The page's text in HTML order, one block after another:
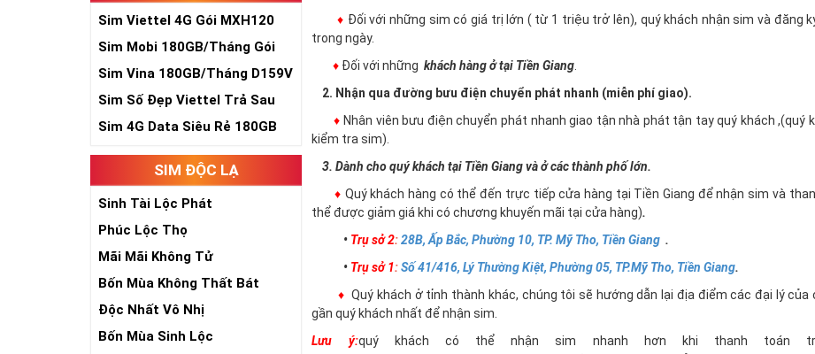
Sim Viettel 4G Gói MXH120
Siêu Rẻ
Sim Mobi 180GB/Tháng Gói
TK159
Sim Vina 180GB/Tháng D159V
Sim Số Đẹp Viettel Trả Sau
Sim 4G Data Siêu Rẻ 180GB
SIM ĐỘC LẠ
Sinh Tài Lộc Phát
Phúc Lộc Thọ
Mãi Mãi Không Tử
Bốn Mùa Không Thất Bát
Độc Nhất Vô Nhị
Bốn Mùa Sinh Lộc
♦ Đối với những sim có giá trị lớn ( từ 1 triệu trở lên), quý khách nhận sim và đăng
trong ngày.
♦ Đối với nhữngkhách hàng ở tại Tiền Giang
2. Nhận qua đường bưu điện chuyển phát nhanh (miễn phí giao).
♦ Nhân viên bưu điện chuyển phát nhanh giao tận nhà phát tận tay quý khách ,(quý
kiểm tra sim).
3. Dành cho quý khách tại Tiền Giang và ở các thành phố lớn.
♦ Quý khách hàng có thể đến trực tiếp cửa hàng tại Tiền Giang để nhận sim và
thể được giảm giá khi có chương khuyến mãi tại cửa hàng).
• Trụ sở 2: 28B, Ấp Bắc, Phường 10, TP. Mỹ Tho, Tiền Giang .
• Trụ sở 1: Số 41/416, Lý Thường Kiệt, Phường 05, TP.Mỹ Tho, Tiền Giang.
♦ Quý khách ở tỉnh thành khác, chúng tôi sẽ hướng dẫn lại địa điểm các đại lý của
gần quý khách nhất để nhận sim.
Lưu ý:quý khách có thể nhận sim nhanh hơn khi thanh toán